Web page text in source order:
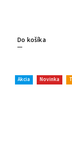
Do košíka
Akcia Novinka